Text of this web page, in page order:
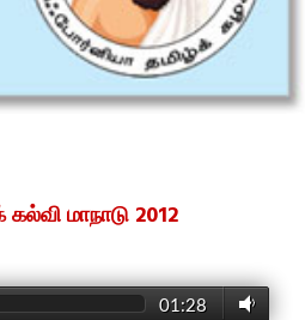
மாநாடு 2012
01:28